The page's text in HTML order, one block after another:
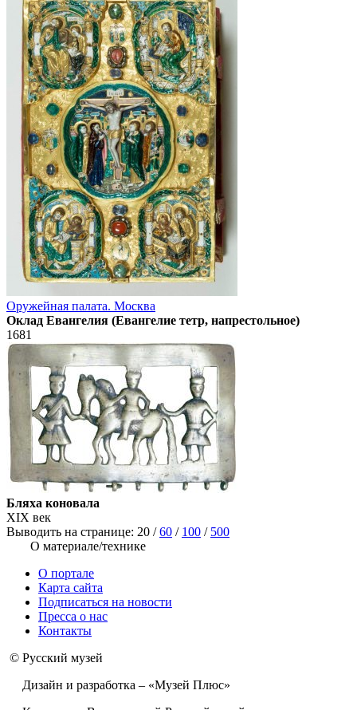
Оружейная палата. Москва
Оклад Евангелия (Евангелие тетр, напрестольное)
1681
Бляха коновала
XIX век
Выводить на странице: 20 /60 / 100 / 500
О материале/технике
О портале
Карта сайта
Подписаться на новости
Пресса о нас
Контакты
© Русский музей
Дизайн и разработка – «Музей Плюс»